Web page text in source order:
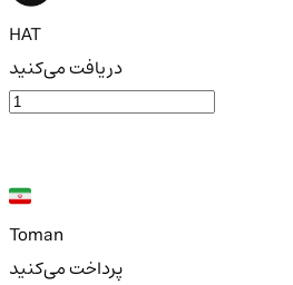
HAT
دریافت می‌کنید
Toman
پرداخت می‌کنید